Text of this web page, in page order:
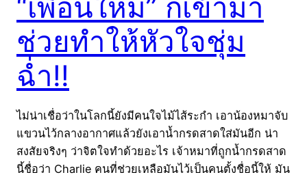
“เพื่อนใหม่” ก็เข้ามา
ช่วยทำให้หัวใจชุ่ม
ฉ่ำ!!
ไม่น่าเชื่อว่าในโลกนี้ยังมีคนใจไม้ไส้ระกำ เอาน้องหมาจับ
แขวนไว้กลางอากาศแล้วยังเอาน้ำกรดสาดใส่มันอีก น่า
สงสัยจริงๆ ว่าจิตใจทำด้วยอะไร เจ้าหมาที่ถูกน้ำกรดสาด
นี้ชื่อว่า Charlie คนที่ช่วยเหลือมันไว้เป็นคนตั้งชื่อนี้ให้ มัน